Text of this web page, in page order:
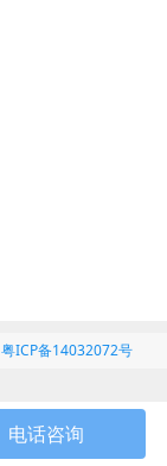
粤ICP备14032072号
电话咨询